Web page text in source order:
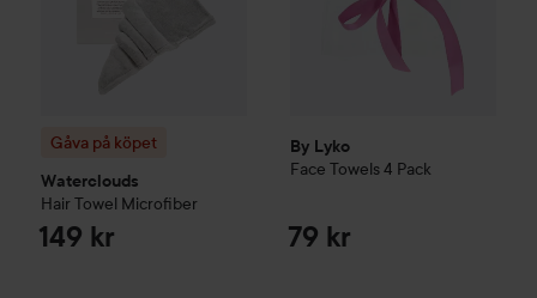
Gåva på köpet
Waterclouds
Hair Towel Microfiber
149 kr
By Lyko
Face Towels 4 Pack
79 kr